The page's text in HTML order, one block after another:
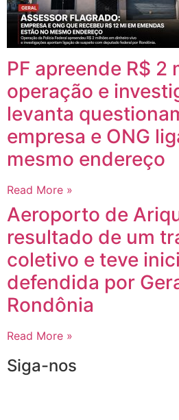
PF apreende R$ 2
operação e
levanta
empresa e ONG
mesmo endereço
Read More »
Aeroporto de
resultado de um
coletivo e teve
defendida por
Rondônia
Read More »
Siga-nos